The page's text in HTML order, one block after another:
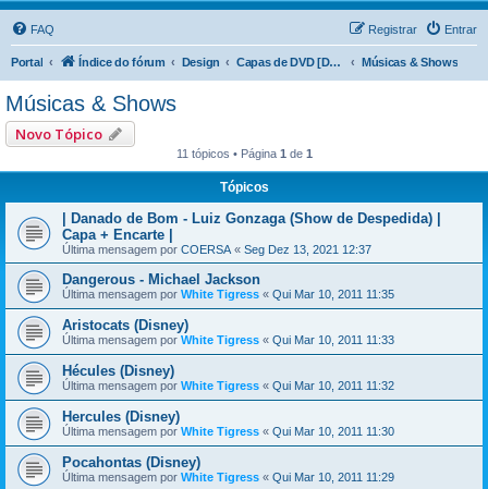
FAQ Entrar
Registrar
Portal Índice do fórum Design Capas de DVD [DVD Covers] Músicas & Shows
Músicas & Shows
Novo Tópico
11 tópicos • Página 1 de 1
Tópicos
| Danado de Bom - Luiz Gonzaga (Show de Despedida) |
Capa + Encarte |
Última mensagem por COERSA « Seg Dez 13, 2021 12:37
Dangerous - Michael Jackson
Última mensagem por White Tigress « Qui Mar 10, 2011 11:35
Aristocats (Disney)
Última mensagem por White Tigress « Qui Mar 10, 2011 11:33
Hécules (Disney)
Última mensagem por White Tigress « Qui Mar 10, 2011 11:32
Hercules (Disney)
Última mensagem por White Tigress « Qui Mar 10, 2011 11:30
Pocahontas (Disney)
Última mensagem por White Tigress « Qui Mar 10, 2011 11:29